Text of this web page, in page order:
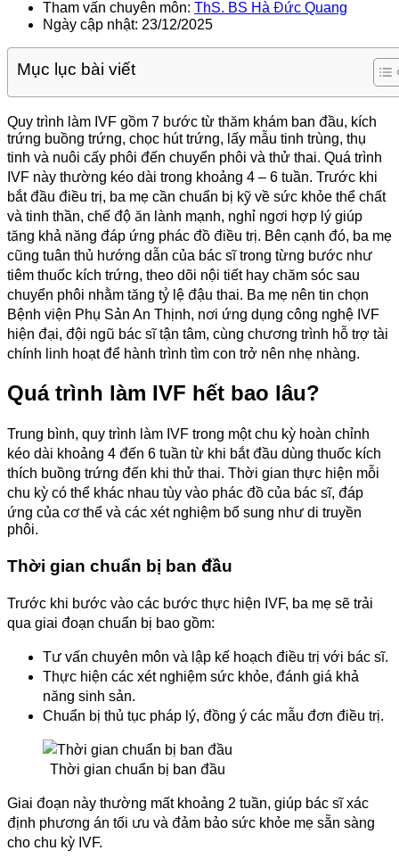
Tham vấn chuyên môn: ThS. BS Hà Đức Quang
Ngày cập nhật: 23/12/2025
Mục lục bài viết
Quy trình làm IVF gồm 7 bước từ thăm khám ban đầu, kích
trứng buồng trứng, chọc hút trứng, lấy mẫu tinh trùng, thụ
tinh và nuôi cấy phôi đến chuyển phôi và thử thai. Quá trình
IVF này thường kéo dài trong khoảng 4 – 6 tuần. Trước khi
bắt đầu điều trị, ba mẹ cần chuẩn bị kỹ về sức khỏe thể chất
và tinh thần, chế độ ăn lành mạnh, nghỉ ngơi hợp lý giúp
tăng khả năng đáp ứng phác đồ điều trị. Bên cạnh đó, ba mẹ
cũng tuân thủ hướng dẫn của bác sĩ trong từng bước như
tiêm thuốc kích trứng, theo dõi nội tiết hay chăm sóc sau
chuyển phôi nhằm tăng tỷ lệ đậu thai. Ba mẹ nên tin chọn
Bệnh viện Phụ Sản An Thịnh, nơi ứng dụng công nghệ IVF
hiện đại, đội ngũ bác sĩ tận tâm, cùng chương trình hỗ trợ tài
chính linh hoạt để hành trình tìm con trở nên nhẹ nhàng.
Quá trình làm IVF hết bao lâu?
Trung bình, quy trình làm IVF trong một chu kỳ hoàn chỉnh
kéo dài khoảng 4 đến 6 tuần từ khi bắt đầu dùng thuốc kích
thích buồng trứng đến khi thử thai. Thời gian thực hiện mỗi
chu kỳ có thể khác nhau tùy vào phác đồ của bác sĩ, đáp
ứng của cơ thể và các xét nghiệm bổ sung như di truyền
phôi.
Thời gian chuẩn bị ban đầu
Trước khi bước vào các bước thực hiện IVF, ba mẹ sẽ trải
qua giai đoạn chuẩn bị bao gồm:
Tư vấn chuyên môn và lập kế hoạch điều trị với bác sĩ.
Thực hiện các xét nghiệm sức khỏe, đánh giá khả
năng sinh sản.
Chuẩn bị thủ tục pháp lý, đồng ý các mẫu đơn điều trị.
Thời gian chuẩn bị ban đầu
Giai đoạn này thường mất khoảng 2 tuần, giúp bác sĩ xác
định phương án tối ưu và đảm bảo sức khỏe mẹ sẵn sàng
cho chu kỳ IVF.